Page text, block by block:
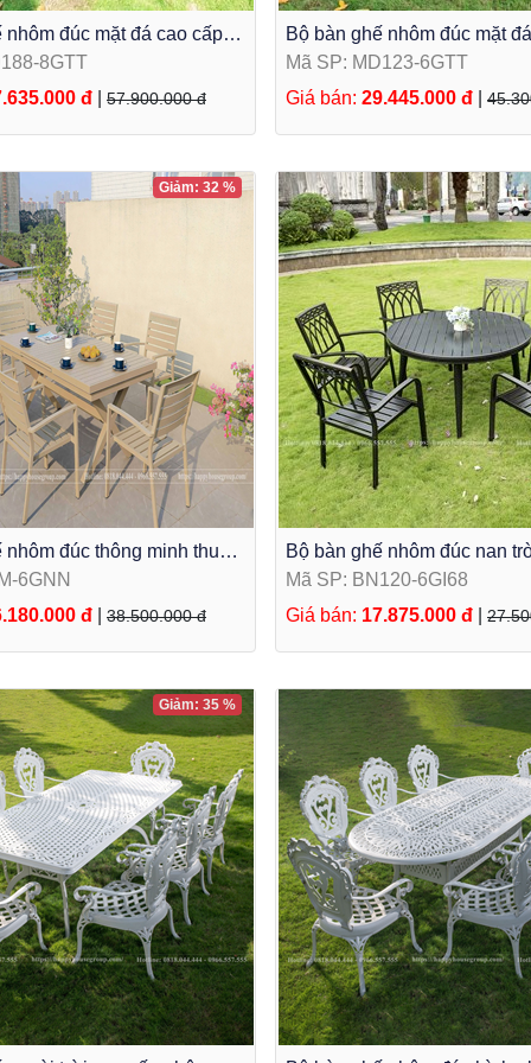
nhôm đúc mặt đá cao cấp
MD188-8GTT
8GTT
đ 57.900.000 đ
Bộ bàn ghế nhôm đúc mặt
ghế MD123-6GTT
Mã SP: MD123-6GTT
Giá bán: 29.445.000 đ
nhôm đúc thông minh thu
ngoài trời H53K-I58
6GNN
đ 38.500.000 đ
Giảm: 32 %
Bộ bàn ghế nhôm đúc nan
BN120-6GI68
Mã SP: BN120-6GI68
Giá bán: 17.875.000 đ
Giảm: 35 %